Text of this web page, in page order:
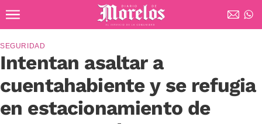
Diario de Morelos
Intentan asaltar a
cuentahabiente y se refugia
en estacionamiento de
SEGURIDAD